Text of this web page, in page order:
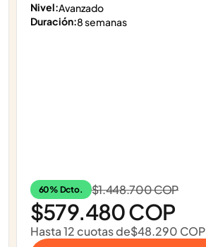
Nivel:Avanzado
Duración:8 semanas
60% Dcto. $1.448.700 COP
$579.480 COP
Hasta 12 cuotas de$48.290 COP